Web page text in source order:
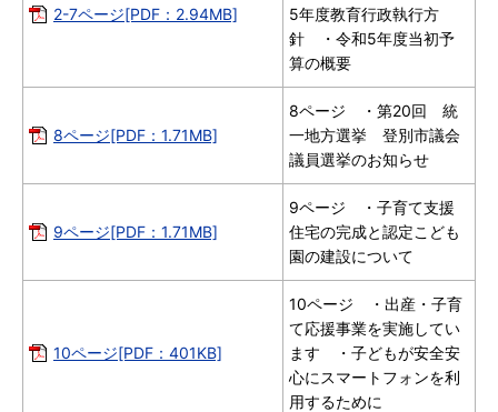
2-7ページ[PDF：2.94MB]
5年度教育行政執行方
針 ・令和5年度当初予
算の概要
8ページ[PDF：1.71MB]
8ページ ・第20回 統
一地方選挙 登別市議会
議員選挙のお知らせ
9ページ[PDF：1.71MB]
9ページ ・子育て支援
住宅の完成と認定こども
園の建設について
10ページ[PDF：401KB]
10ページ ・出産・子育
て応援事業を実施してい
ます ・子どもが安全安
心にスマートフォンを利
用するために